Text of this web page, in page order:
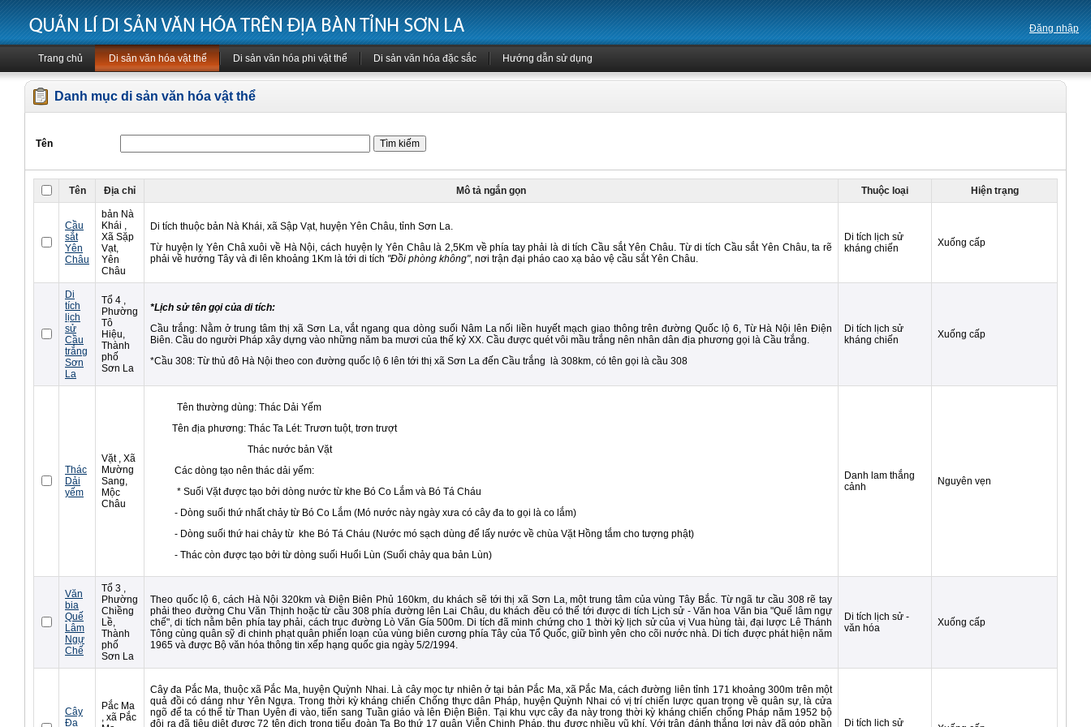
Đăng nhập
Trang chủ Di sản văn hóa vật thể Di sản văn hóa phi vật thể Di sản văn hóa đặc sắc Hướng dẫn sử dụng
Danh mục di sản văn hóa vật thể
Tên
Tên Địa chỉ Mô tả ngắn gọn Thuộc loại Hiện trạng
Cầu
sắt
Yên
Châu
bản Nà
Khái ,
Xã Sặp
Vạt,
Yên
Châu
Di tích thuộc bản Nà Khái, xã Sập Vạt, huyện Yên Châu, tỉnh Sơn La.
Từ huyện lỵ Yên Châ xuôi về Hà Nội, cách huyện lỵ Yên Châu là 2,5Km về phía tay phải là di tích Cầu sắt Yên Châu. Từ di tích Cầu sắt Yên Châu, ta rẽ
phải về hướng Tây và đi lên khoảng 1Km là tới di tích "Đồi phòng không", nơi trận đại pháo cao xạ bảo vệ cầu sắt Yên Châu.
Di tích lịch sử
kháng chiến
Xuống cấp
Di
tích
lịch
sử
Cầu
trắng
Sơn
La
Tổ 4 ,
Phường
Tô
Hiệu,
Thành
phố
Sơn La
*Lịch sử tên gọi của di tích:
Cầu trắng: Nằm ở trung tâm thị xã Sơn La, vắt ngang qua dòng suối Nâm La nối liền huyết mạch giao thông trên đường Quốc lộ 6, Từ Hà Nội lên Điện
Biên. Cầu do người Pháp xây dựng vào những năm ba mươi của thế kỷ XX. Cầu được quét vôi mầu trắng nên nhân dân địa phương gọi là Cầu trắng.
*Cầu 308: Từ thủ đô Hà Nội theo con đường quốc lộ 6 lên tới thị xã Sơn La đến Cầu trắng là 308km, có tên gọi là cầu 308
Di tích lịch sử
kháng chiến
Xuống cấp
Thác
Dải
yếm
Vặt , Xã
Mường
Sang,
Mộc
Châu
Tên thường dùng: Thác Dải Yếm
Tên địa phương: Thác Ta Lét: Trươn tuột, trơn trượt
Thác nước bản Vặt
Các dòng tạo nên thác dải yếm:
* Suối Vặt được tạo bởi dòng nước từ khe Bó Co Lắm và Bó Tá Cháu
- Dòng suối thứ nhất chảy từ Bó Co Lắm (Mó nước này ngày xưa có cây đa to gọi là co lắm)
- Dòng suối thứ hai chảy từ khe Bó Tá Cháu (Nước mó sạch dùng để lấy nước về chùa Vặt Hồng tắm cho tượng phật)
- Thác còn được tạo bởi từ dòng suối Huổi Lùn (Suối chảy qua bản Lùn)
Danh lam thắng
cảnh
Nguyên vẹn
Văn
bia
Quế
Lâm
Ngự
Chế
Tổ 3 ,
Phường
Chiềng
Lề,
Thành
phố
Sơn La
Theo quốc lộ 6, cách Hà Nội 320km và Điện Biên Phủ 160km, du khách sẽ tới thị xã Sơn La, một trung tâm của vùng Tây Bắc. Từ ngã tư cầu 308 rẽ tay
phải theo đường Chu Văn Thịnh hoặc từ cầu 308 phía đường lên Lai Châu, du khách đều có thể tới được di tích Lịch sử - Văn hoa Văn bia "Quế lâm ngự
chế", di tích nằm bên phía tay phải, cách trục đường Lò Văn Gía 500m. Di tích đã minh chứng cho 1 thời kỳ lịch sử của vị Vua hùng tài, đại lược Lê Thánh
Tông cùng quân sỹ đi chinh phạt quân phiến loạn của vùng biên cương phía Tây của Tổ Quốc, giữ bình yên cho cõi nước nhà. Di tích được phát hiện năm
1965 và được Bộ văn hóa thông tin xếp hạng quốc gia ngày 5/2/1994.
Di tích lịch sử -
văn hóa
Xuống cấp
Cây
Đa
Pắc Ma
, xã Pắc
Cây đa Pắc Ma, thuộc xã Pắc Ma, huyện Quỳnh Nhai. Là cây mọc tự nhiên ở tại bản Pắc Ma, xã Pắc Ma, cách đường liên tỉnh 171 khoảng 300m trên một
quả đồi có dáng như Yên Ngựa. Trong thời kỳ kháng chiến Chống thực dân Pháp, huyện Quỳnh Nhai có vị trí chiến lược quan trọng về quân sự, là cửa
ngõ để ta có thể từ Than Uyên đi vào, tiến sang Tuần giáo và lên Điện Biên. Tại khu vực cây đa này trong thời kỳ kháng chiến chống Pháp năm 1952 bộ
đội ra đã tiêu diệt được 72 tên địch trong tiểu đoàn Ta Bo thứ 17 quân Viễn Chinh Pháp, thu được nhiều vũ khí. Với trận đánh thắng lợi này đã góp phần
Di tích lịch sử